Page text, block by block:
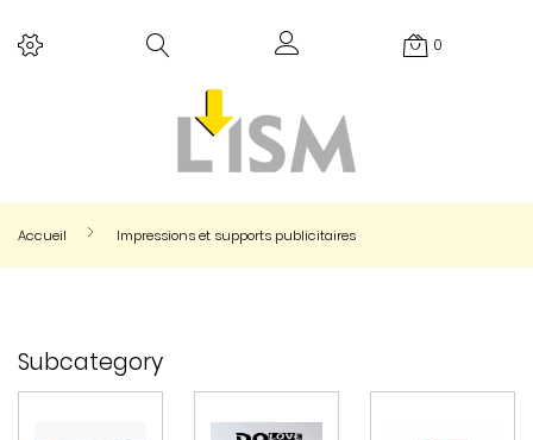
0
Accueil Impressions et supports publicitaires
Subcategory